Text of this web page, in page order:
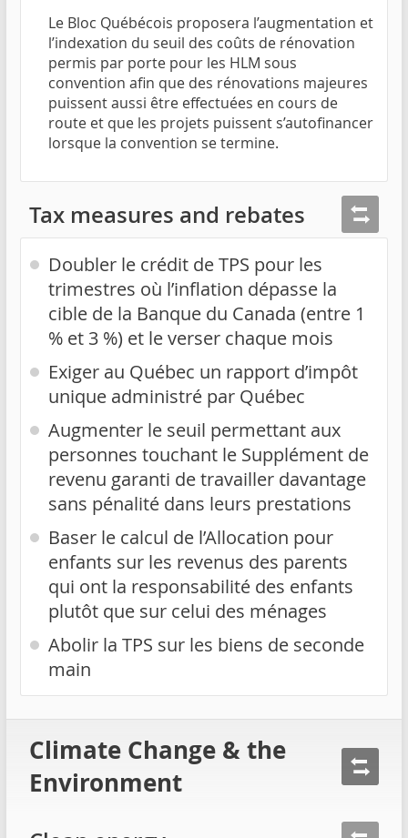
Le Bloc Québécois proposera l’augmentation et
l’indexation du seuil des coûts de rénovation
permis par porte pour les HLM sous
convention afin que des rénovations majeures
puissent aussi être effectuées en cours de
route et que les projets puissent s’autofinancer
lorsque la convention se termine.
Tax measures and rebates
Doubler le crédit de TPS pour les
trimestres où l’inflation dépasse la
cible de la Banque du Canada (entre 1
% et 3 %) et le verser chaque mois
Exiger au Québec un rapport d’impôt
unique administré par Québec
Augmenter le seuil permettant aux
personnes touchant le Supplément de
revenu garanti de travailler davantage
sans pénalité dans leurs prestations
Baser le calcul de l’Allocation pour
enfants sur les revenus des parents
qui ont la responsabilité des enfants
plutôt que sur celui des ménages
Abolir la TPS sur les biens de seconde
main
Climate Change & the
Environment